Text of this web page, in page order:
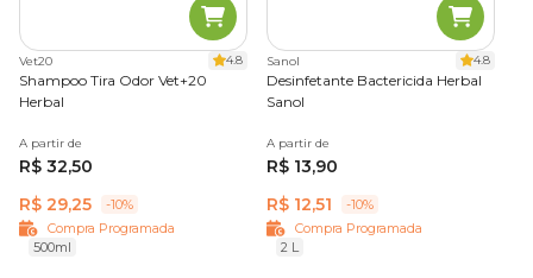
Vet20 4.8
Shampoo Tira Odor Vet+20
Herbal
A partir de
R$ 32,50
R$ 29,25
-10%
Compra Programada
500ml
Sanol 4.8
Desinfetante Bactericida Herbal
Sanol
A partir de
R$ 13,90
R$ 12,51
-10%
Compra Programada
2 L